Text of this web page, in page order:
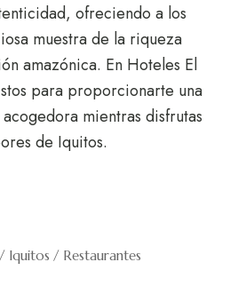
ofreciendo a los
muestra de la riqueza
amazónica. En Hoteles El
para proporcionarte una
mientras disfrutas
de Iquitos.
Iquitos Restaurantes